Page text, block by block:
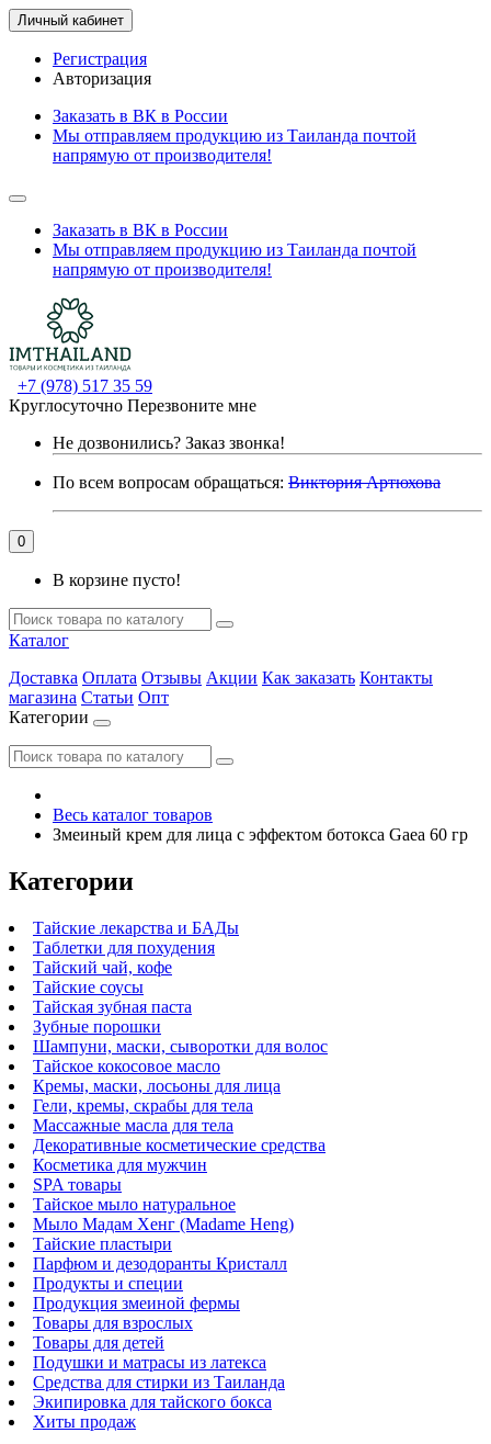
Личный кабинет
Регистрация
Авторизация
Заказать в ВК в России
Мы отправляем продукцию из Таиланда почтой
напрямую от производителя!
Заказать в ВК в России
Мы отправляем продукцию из Таиланда почтой
напрямую от производителя!
+7 (978) 517 35 59
Круглосуточно Перезвоните мне
Не дозвонились? Заказ звонка!
По всем вопросам обращаться: Виктория Артюхова
0
В корзине пусто!
Каталог
Доставка Оплата Отзывы Акции Как заказать Контакты
магазина Статьи Опт
Категории
Весь каталог товаров
Змеиный крем для лица с эффектом ботокса Gaea 60 гр
Категории
Тайские лекарства и БАДы
Таблетки для похудения
Тайский чай, кофе
Тайские соусы
Тайская зубная паста
Зубные порошки
Шампуни, маски, сыворотки для волос
Тайское кокосовое масло
Кремы, маски, лосьоны для лица
Гели, кремы, скрабы для тела
Массажные масла для тела
Декоративные косметические средства
Косметика для мужчин
SPA товары
Тайское мыло натуральное
Мыло Мадам Хенг (Madame Heng)
Тайские пластыри
Парфюм и дезодоранты Кристалл
Продукты и специи
Продукция змеиной фермы
Товары для взрослых
Товары для детей
Подушки и матрасы из латекса
Средства для стирки из Таиланда
Экипировка для тайского бокса
Хиты продаж